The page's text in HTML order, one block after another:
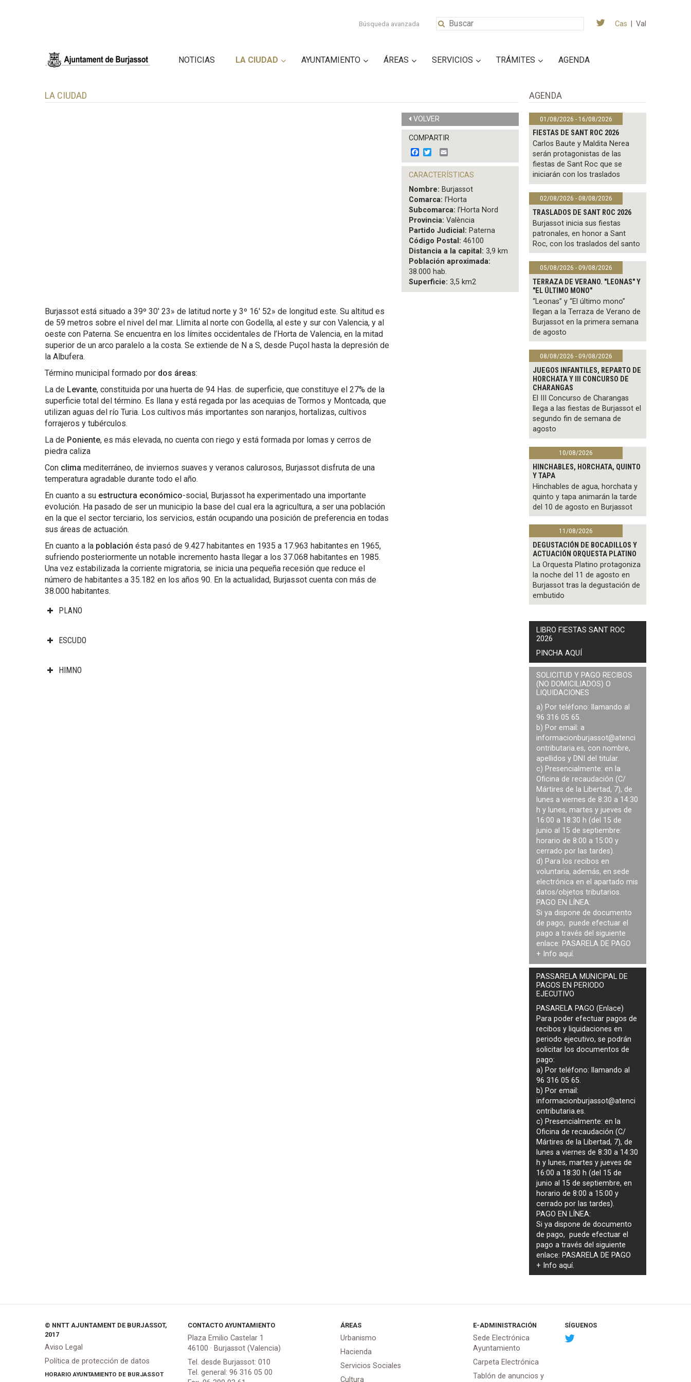
Búsqueda avanzada Cas Val
NOTICIAS LA CIUDAD AYUNTAMIENTO ÁREAS SERVICIOS TRÁMITES AGENDA
LA CIUDAD
Burjassot está situado a 39º 30′ 23» de latitud norte y 3º 16′ 52» de longitud este. Su altitud es
de 59 metros sobre el nivel del mar. Llimita al norte con Godella, al este y sur con Valencia, y al
oeste con Paterna. Se encuentra en los límites occidentales de l’Horta de Valencia, en la mitad
superior de un arco paralelo a la costa. Se extiende de N a S, desde Puçol hasta la depresión de
la Albufera.
Término municipal formado por dos áreas:
La de Levante, constituida por una huerta de 94 Has. de superficie, que constituye el 27% de la
superficie total del término. Es llana y está regada por las acequias de Tormos y Montcada, que
utilizan aguas del río Turia. Los cultivos más importantes son naranjos, hortalizas, cultivos
forrajeros y tubérculos.
La de Poniente, es más elevada, no cuenta con riego y está formada por lomas y cerros de
piedra caliza
Con clima mediterráneo, de inviernos suaves y veranos calurosos, Burjassot disfruta de una
temperatura agradable durante todo el año.
En cuanto a su estructura económico-social, Burjassot ha experimentado una importante
evolución. Ha pasado de ser un municipio la base del cual era la agricultura, a ser una población
en la que el sector terciario, los servicios, están ocupando una posición de preferencia en todas
sus áreas de actuación.
En cuanto a la población ésta pasó de 9.427 habitantes en 1935 a 17.963 habitantes en 1965,
sufriendo posteriormente un notable incremento hasta llegar a los 37.068 habitantes en 1985.
Una vez estabilizada la corriente migratoria, se inicia una pequeña recesión que reduce el
número de habitantes a 35.182 en los años 90. En la actualidad, Burjassot cuenta con más de
38.000 habitantes.
PLANO
ESCUDO
HIMNO
VOLVER
COMPARTIR
F
a
c
e
o
o
k
w
i
t
e
r
m
a
i
CARACTERÍSTICAS
Nombre: Burjassot
Comarca: l’Horta
Subcomarca: l’Horta Nord
Provincia: València
Partido Judicial: Paterna
Código Postal: 46100
Distancia a la capital: 3,9 km
Población aproximada:
38.000 hab.
Superficie: 3,5 km2
AGENDA
01/08/2026 - 16/08/2026
FIESTAS DE SANT ROC 2026
Carlos Baute y Maldita Nerea
serán protagonistas de las
fiestas de Sant Roc que se
iniciarán con los traslados
02/08/2026 - 08/08/2026
TRASLADOS DE SANT ROC 2026
Burjassot inicia sus fiestas
patronales, en honor a Sant
Roc, con los traslados del santo
05/08/2026 - 09/08/2026
TERRAZA DE VERANO. "LEONAS" Y
"EL ÚLTIMO MONO"
“Leonas” y “El último mono”
llegan a la Terraza de Verano de
Burjassot en la primera semana
de agosto
08/08/2026 - 09/08/2026
JUEGOS INFANTILES, REPARTO DE
HORCHATA Y III CONCURSO DE
CHARANGAS
El III Concurso de Charangas
llega a las fiestas de Burjassot el
segundo fin de semana de
agosto
10/08/2026
HINCHABLES, HORCHATA, QUINTO
Y TAPA
Hinchables de agua, horchata y
quinto y tapa animarán la tarde
del 10 de agosto en Burjassot
11/08/2026
DEGUSTACIÓN DE BOCADILLOS Y
ACTUACIÓN ORQUESTA PLATINO
La Orquesta Platino protagoniza
la noche del 11 de agosto en
Burjassot tras la degustación de
embutido
LIBRO FIESTAS SANT ROC
2026
PINCHA AQUÍ
SOLICITUD Y PAGO RECIBOS
(NO DOMICILIADOS) O
LIQUIDACIONES
a) Por teléfono: llamando al
96 316 05 65.
b) Por email: a
informacionburjassot@atenci
ontributaria.es, con nombre,
apellidos y DNI del titular.
c) Presencialmente: en la
Oficina de recaudación (C/
Mártires de la Libertad, 7), de
lunes a viernes de 8:30 a 14:30
h y lunes, martes y jueves de
16:00 a 18:30 h (del 15 de
junio al 15 de septiembre:
horario de 8:00 a 15:00 y
cerrado por las tardes).
d) Para los recibos en
voluntaria, además, en sede
electrónica en el apartado mis
datos/objetos tributarios.
PAGO EN LÍNEA:
Si ya dispone de documento
de pago, puede efectuar el
pago a través del siguiente
enlace: PASARELA DE PAGO
+ Info aquí.
PASSARELA MUNICIPAL DE
PAGOS EN PERIODO
EJECUTIVO
PASARELA PAGO (Enlace)
Para poder efectuar pagos de
recibos y liquidaciones en
periodo ejecutivo, se podrán
solicitar los documentos de
pago:
a) Por teléfono: llamando al
96 316 05 65.
b) Por email:
informacionburjassot@atenci
ontributaria.es.
c) Presencialmente: en la
Oficina de recaudación (C/
Mártires de la Libertad, 7), de
lunes a viernes de 8:30 a 14:30
h y lunes, martes y jueves de
16:00 a 18:30 h (del 15 de
junio al 15 de septiembre, en
horario de 8:00 a 15:00 y
cerrado por las tardes).
PAGO EN LÍNEA:
Si ya dispone de documento
de pago, puede efectuar el
pago a través del siguiente
enlace: PASARELA DE PAGO
+ Infoaquí.
© NNTT AJUNTAMENT DE BURJASSOT,
2017
Aviso Legal
Política de protección de datos
HORARIO AYUNTAMIENTO DE BURJASSOT
CONTACTO AYUNTAMIENTO
Plaza Emilio Castelar 1
46100 · Burjassot (Valencia)
Tel. desde Burjassot: 010
Tel. general: 96 316 05 00
ÁREAS
Urbanismo
Hacienda
Servicios Sociales
Cultura
E-ADMINISTRACIÓN
Sede Electrónica
Ayuntamiento
Carpeta Electrónica
Tablón de anuncios y
SÍGUENOS